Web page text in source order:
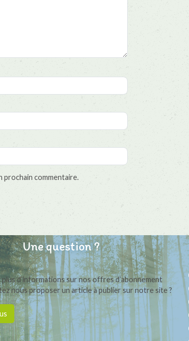
prochain commentaire.
Une question ?
d’informations sur nos offres d’abonnement
nous proposer un article à publier sur notre site ?